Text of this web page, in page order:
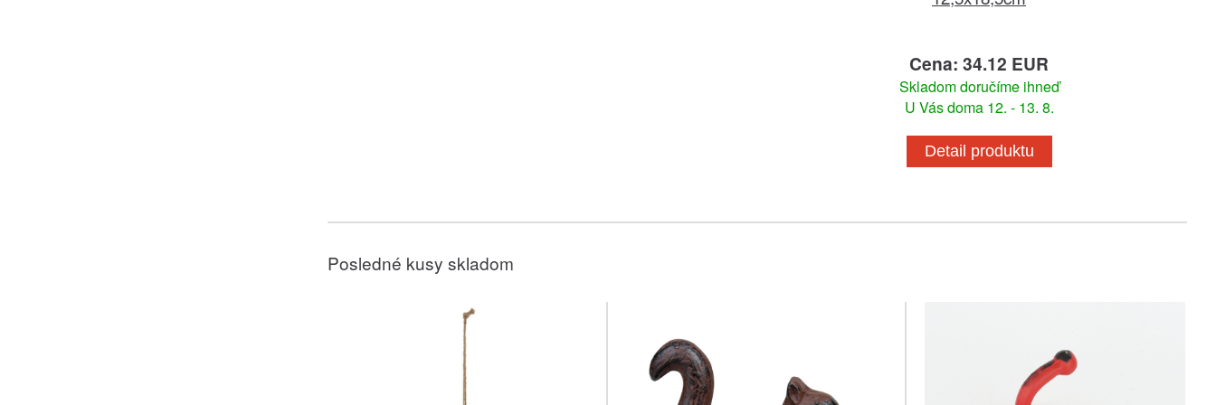
Cena: 34.12 EUR
Skladom doručíme ihneď
U Vás doma 12. - 13. 8.
Detail produktu
Posledné kusy skladom